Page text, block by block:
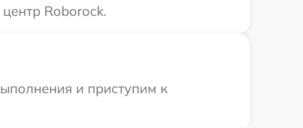
Roborock.
и приступим к